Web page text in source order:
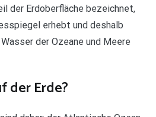
der Erdoberfläche bezeichnet,
erhebt und deshalb
der Ozeane und Meere
der Erde?